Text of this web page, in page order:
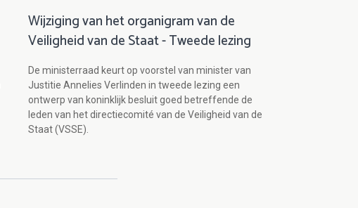
Wijziging van het organigram van de
Veiligheid van de Staat - Tweede lezing
De ministerraad keurt op voorstel van minister van
Justitie Annelies Verlinden in tweede lezing een
ontwerp van koninklijk besluit goed betreffende de
leden van het directiecomité van de Veiligheid van de
Staat (VSSE).